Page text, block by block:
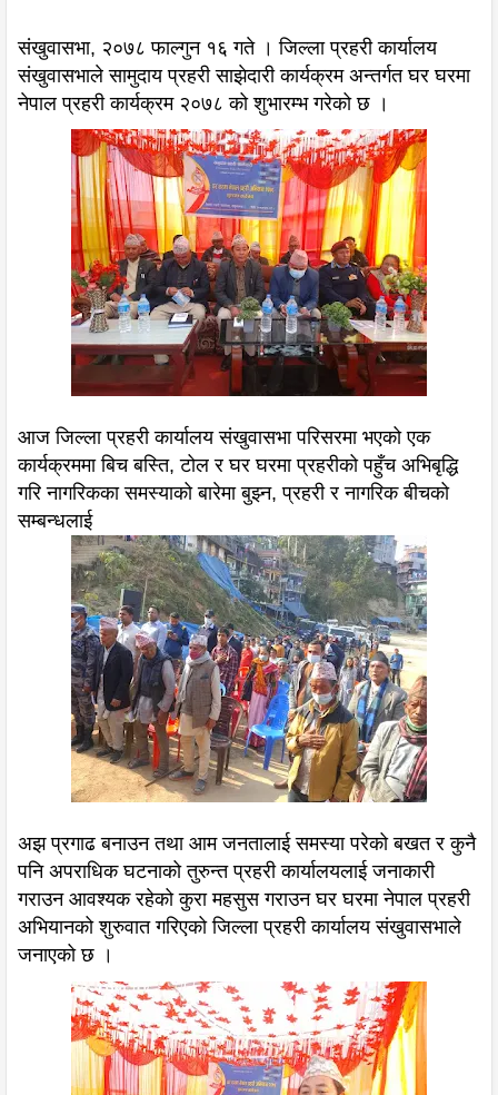
संखुवासभा, २०७८ फाल्गुन १६ गते । जिल्ला प्रहरी कार्यालय
संखुवासभाले सामुदाय प्रहरी साझेदारी कार्यक्रम अन्तर्गत घर घरमा
नेपाल प्रहरी कार्यक्रम २०७८ को शुभारम्भ गरेको छ ।
आज जिल्ला प्रहरी कार्यालय संखुवासभा परिसरमा भएको एक
कार्यक्रममा बिच बस्ति, टोल र घर घरमा प्रहरीको पहुँच अभिबृद्धि
गरि नागरिकका समस्याको बारेमा बुझ्न, प्रहरी र नागरिक बीचको
सम्बन्धलाई
अझ प्रगाढ बनाउन तथा आम जनतालाई समस्या परेको बखत र कुनै
पनि अपराधिक घटनाको तुरुन्त प्रहरी कार्यालयलाई जनाकारी
गराउन आवश्यक रहेको कुरा महसुस गराउन घर घरमा नेपाल प्रहरी
अभियानको शुरुवात गरिएको जिल्ला प्रहरी कार्यालय संखुवासभाले
जनाएको छ ।